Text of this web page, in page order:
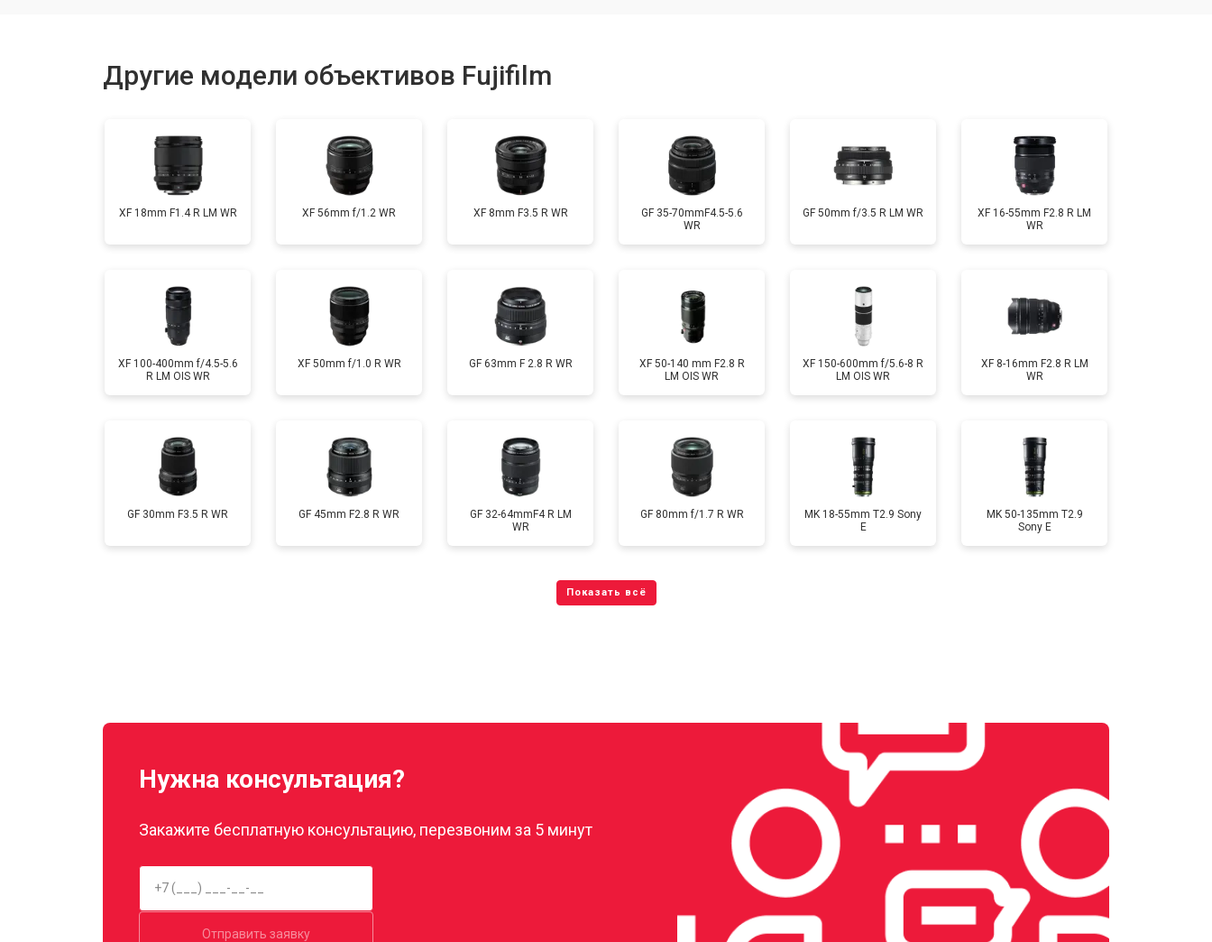
Другие модели объективов Fujifilm
XF 18mm F1.4 R LM WR XF 56mm f/1.2 WR XF 8mm F3.5 R WR
GF 35-70mmF4.5-5.6
WR
GF 50mm f/3.5 R LM WR
XF 16-55mm F2.8 R LM
WR
XF 100-400mm f/4.5-5.6
R LM OIS WR
XF 50mm f/1.0 R WR GF 63mm F 2.8 R WR
XF 50-140 mm F2.8 R
LM OIS WR
XF 150-600mm f/5.6-8 R
LM OIS WR
XF 8-16mm F2.8 R LM
WR
GF 30mm F3.5 R WR GF 45mm F2.8 R WR
GF 32-64mmF4 R LM
WR
GF 80mm f/1.7 R WR
MK 18-55mm T2.9 Sony
E
MK 50-135mm T2.9
Sony E
Нужна консультация?
Закажите бесплатную консультацию, перезвоним за 5 минут
Отправить заявку